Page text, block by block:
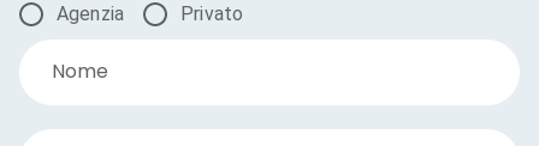
Agenzia Privato
Nome